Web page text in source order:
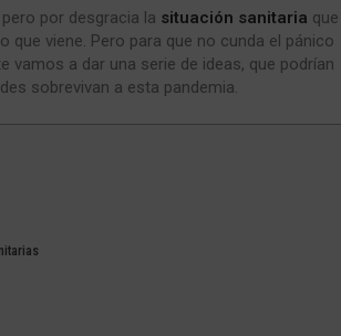
por desgracia la situación sanitaria que
que viene. Pero para que no cunda el pánico
vamos a dar una serie de ideas, que podrían
sobrevivan a esta pandemia.